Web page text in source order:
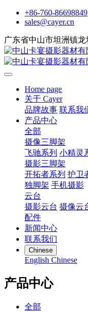
+86-760-86698849
sales@cayer.cn
广东省中山市坦洲镇
Home page
关于 Cayer
品牌故事 联系我
产品中心
全部
摄像三脚架
飞驰系列 小精灵
摄影三脚架
开拓者系列 护卫
独脚架 手机摄影
云台
摄影云台 摄像云
配件
新闻中心
联系我们
Chinese
English Chinese
产品中心
全部